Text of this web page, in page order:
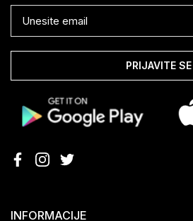
INFORMACIJE
PRIJAVITE SE